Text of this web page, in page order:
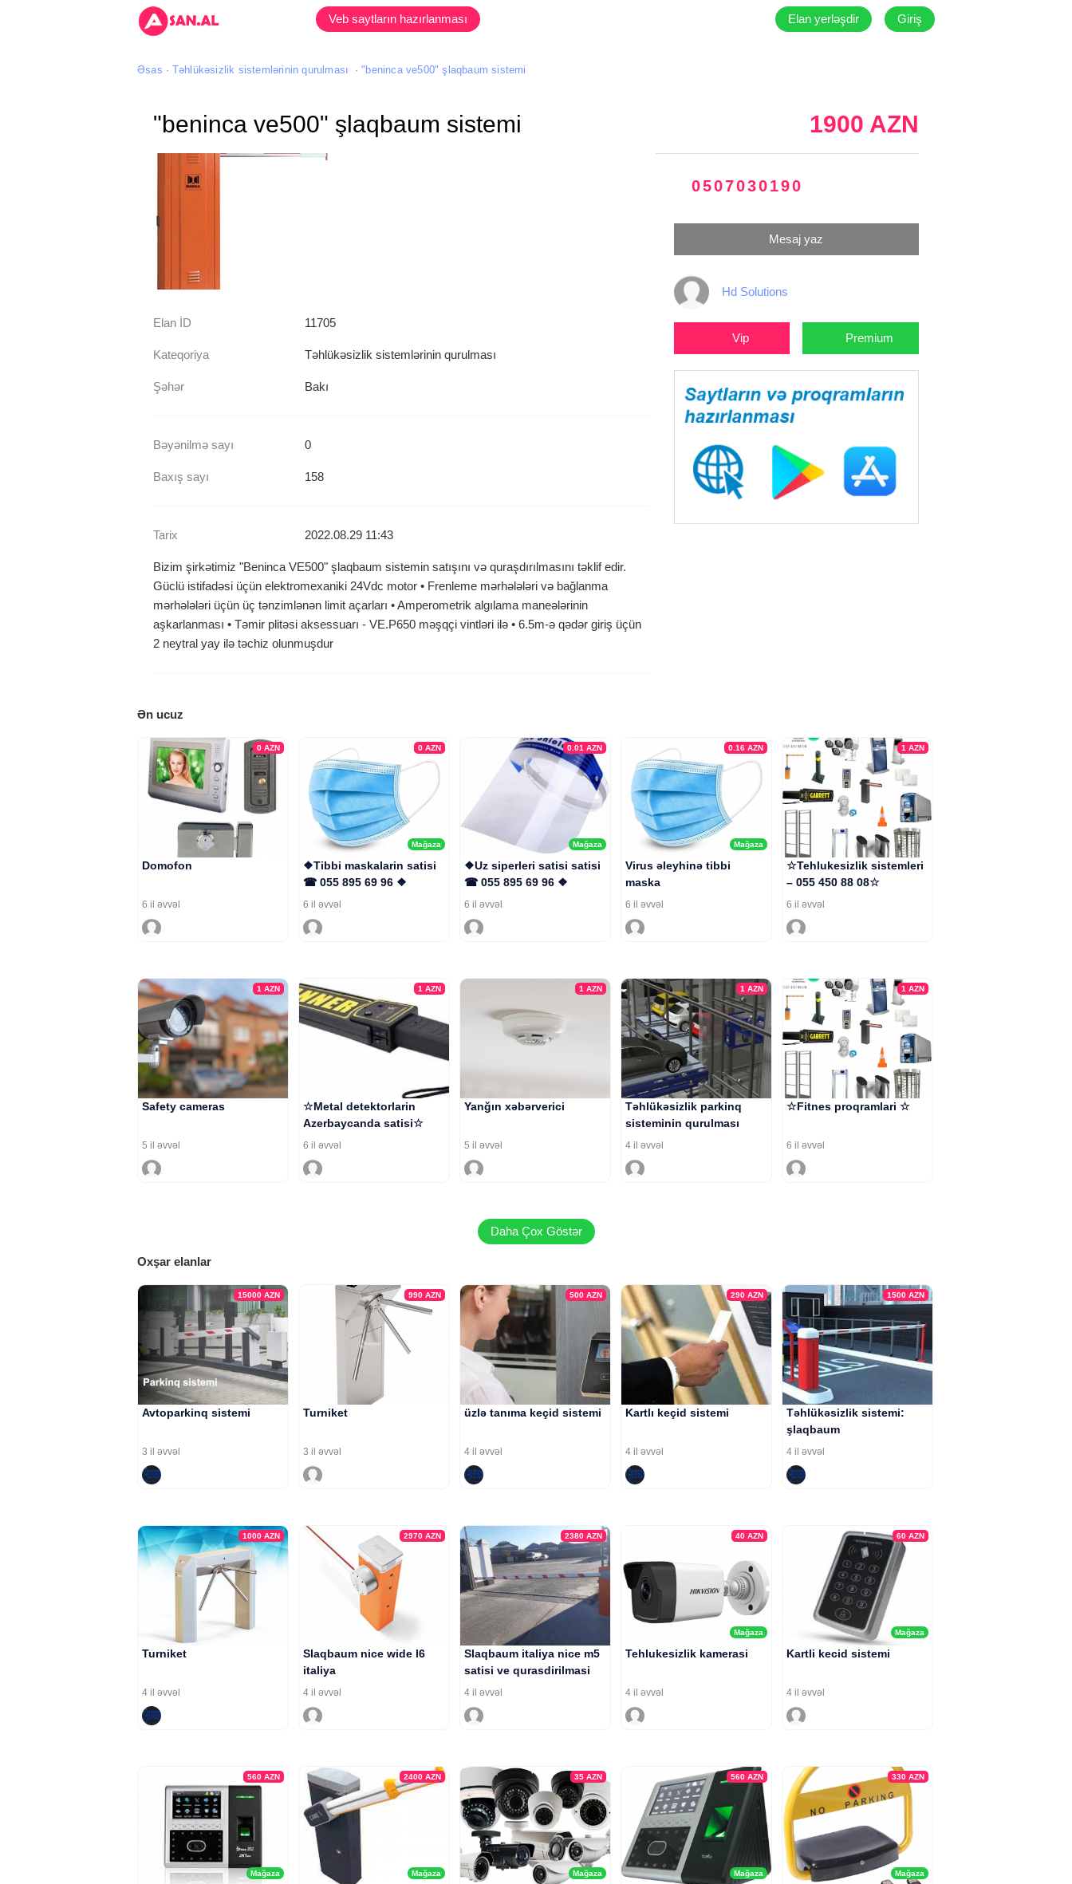
Elan yerləşdir Giriş
Veb saytların hazırlanması
Əsas Təhlükəsizlik sistemlərinin qurulması "beninca ve500" şlaqbaum sistemi
"beninca ve500" şlaqbaum sistemi
Elan İD 11705
Kateqoriya Təhlükəsizlik sistemlərinin qurulması
Şəhər Bakı
Bəyənilmə sayı 0
Baxış sayı 158
Tarix 2022.08.29 11:43
Bizim şirkətimiz "Beninca VE500" şlaqbaum sistemin satışını və quraşdırılmasını təklif edir.
Güclü istifadəsi üçün elektromexaniki 24Vdc motor • Frenleme mərhələləri və bağlanma
mərhələləri üçün üç tənzimlənən limit açarları • Amperometrik algılama maneələrinin
aşkarlanması • Təmir plitəsi aksessuarı - VE.P650 məşqçi vintləri ilə • 6.5m-ə qədər giriş üçün
2 neytral yay ilə təchiz olunmuşdur
1900 AZN
0507030190
Mesaj yaz
Hd Solutions
Vip Premium
Ən ucuz
0 AZN
Domofon
6 il əvvəl
Mağaza
0 AZN
❖Tibbi maskalarin satisi
☎ 055 895 69 96 ❖
6 il əvvəl
Mağaza
0.01 AZN
❖Uz siperleri satisi satisi
☎ 055 895 69 96 ❖
6 il əvvəl
Mağaza
0.16 AZN
Virus əleyhinə tibbi
maska
6 il əvvəl
1 AZN
☆Tehlukesizlik sistemleri
– 055 450 88 08☆
6 il əvvəl
1 AZN
Safety cameras
5 il əvvəl
1 AZN
☆Metal detektorlarin
Azerbaycanda satisi☆
6 il əvvəl
1 AZN
Yanğın xəbərverici
5 il əvvəl
1 AZN
Təhlükəsizlik parkinq
sisteminin qurulması
4 il əvvəl
1 AZN
☆Fitnes proqramlari ☆
6 il əvvəl
Daha Çox Göstər
Oxşar elanlar
15000 AZN
Avtoparkinq sistemi
3 il əvvəl
990 AZN
Turniket
3 il əvvəl
500 AZN
üzlə tanıma keçid sistemi
4 il əvvəl
290 AZN
Kartlı keçid sistemi
4 il əvvəl
1500 AZN
Təhlükəsizlik sistemi:
şlaqbaum
4 il əvvəl
1000 AZN
Turniket
4 il əvvəl
2970 AZN
Slaqbaum nice wide l6
italiya
4 il əvvəl
2380 AZN
Slaqbaum italiya nice m5
satisi ve qurasdirilmasi
4 il əvvəl
Mağaza
40 AZN
Tehlukesizlik kamerasi
4 il əvvəl
Mağaza
60 AZN
Kartli kecid sistemi
4 il əvvəl
Mağaza
560 AZN
Mağaza
2400 AZN
Mağaza
35 AZN
Mağaza
560 AZN
Mağaza
330 AZN